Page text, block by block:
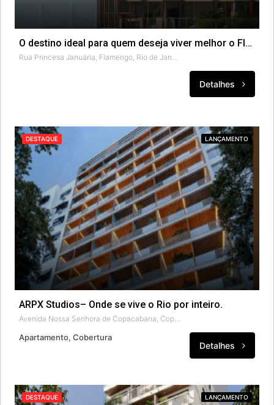
O destino ideal para quem deseja viver melhor o Flamengo!
Rua Princesa Januária, Flamengo, Rio de Janeiro, Região Geográfica Imediata do Rio de Janeiro, Região Metropolitana do Rio de Janeiro, Região Geográfica Intermediária do Rio de Janeiro, Rio de Janeiro, Região Sudeste, 22250-110, Brasil
Detalhes
DESTAQUE LANÇAMENTO
ARPX Studios– Onde se vive o Rio por inteiro.
Avenida Nossa Senhora de Copacabana, Copacabana, Rio de Janeiro, Região Geográfica Imediata do Rio de Janeiro, Região Metropolitana do Rio de Janeiro, Região Geográfica Intermediária do Rio de Janeiro, Rio de Janeiro, Região Sudeste, 22020-050, Brasil
Apartamento, Cobertura
Detalhes
DESTAQUE LANÇAMENTO